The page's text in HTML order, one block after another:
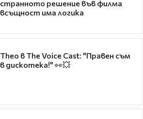
странното решение във филма
всъщност има логика
Theo в The Voice Cast: "Правен съм
в дискотека!" 👀💥